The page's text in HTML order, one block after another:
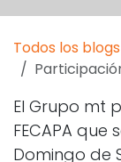
Todos los blogs
Participación
El Grupo mt
FECAPA que
Domingo de